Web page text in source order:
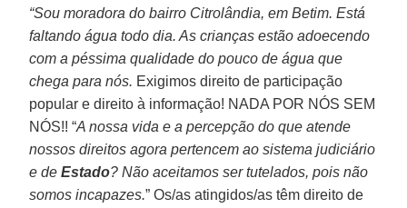
“Sou moradora do bairro Citrolândia, em Betim. Está
faltando água todo dia. As crianças estão adoecendo
com a péssima qualidade do pouco de água que
chega para nós. Exigimos direito de participação
popular e direito à informação! NADA POR NÓS SEM
NÓS!! “A nossa vida e a percepção do que atende
nossos direitos agora pertencem ao sistema judiciário
e deEstado? Não aceitamos ser tutelados, pois não
somos incapazes.” Os/as atingidos/as têm direito de